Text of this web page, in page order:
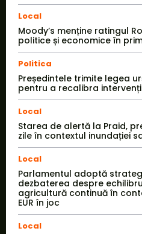
Local
Moody’s menține ratingul
politice și economice în
Politica
Președintele trimite legea
pentru a recalibra
Local
Starea de alertă la Praid,
zile în contextul inundației
Local
Parlamentul adoptă
dezbaterea despre
agricultură continuă în
EUR în joc
Local